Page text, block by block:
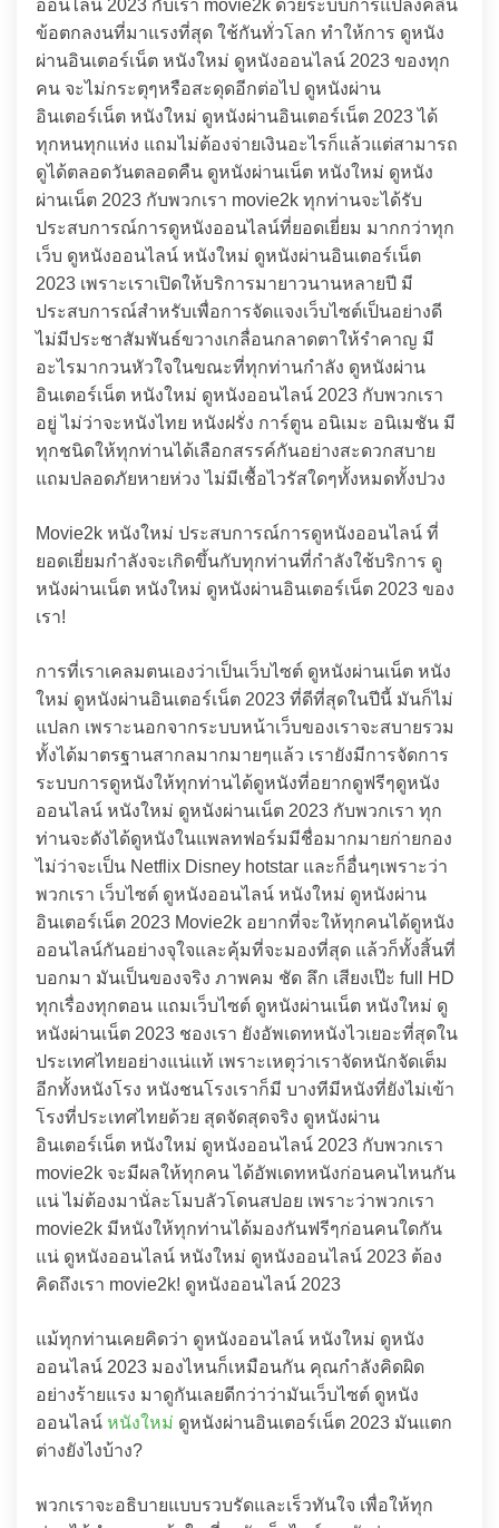
ออนไลน์ 2023 กับเรา movie2k ด้วยระบบการแปลงคลื่น
ข้อตกลงนที่มาแรงที่สุด ใช้กันทั่วโลก ทำให้การ ดูหนัง
ผ่านอินเตอร์เน็ต หนังใหม่ ดูหนังออนไลน์ 2023 ของทุก
คน จะไม่กระตุๆหรือสะดุดอีกต่อไป ดูหนังผ่าน
อินเตอร์เน็ต หนังใหม่ ดูหนังผ่านอินเตอร์เน็ต 2023 ได้
ทุกหนทุกแห่ง แถมไม่ต้องจ่ายเงินอะไรก็แล้วแต่สามารถ
ดูได้ตลอดวันตลอดคืน ดูหนังผ่านเน็ต หนังใหม่ ดูหนัง
ผ่านเน็ต 2023 กับพวกเรา movie2k ทุกท่านจะได้รับ
ประสบการณ์การดูหนังออนไลน์ที่ยอดเยี่ยม มากกว่าทุก
เว็บ ดูหนังออนไลน์ หนังใหม่ ดูหนังผ่านอินเตอร์เน็ต
2023 เพราะเราเปิดให้บริการมายาวนานหลายปี มี
ประสบการณ์สำหรับเพื่อการจัดแจงเว็บไซต์เป็นอย่างดี
ไม่มีประชาสัมพันธ์ขวางเกลื่อนกลาดตาให้รำคาญ มี
อะไรมากวนหัวใจในขณะที่ทุกท่านกำลัง ดูหนังผ่าน
อินเตอร์เน็ต หนังใหม่ ดูหนังออนไลน์ 2023 กับพวกเรา
อยู่ ไม่ว่าจะหนังไทย หนังฝรั่ง การ์ตูน อนิเมะ อนิเมชัน มี
ทุกชนิดให้ทุกท่านได้เลือกสรรค์กันอย่างสะดวกสบาย
แถมปลอดภัยหายห่วง ไม่มีเชื้อไวรัสใดๆทั้งหมดทั้งปวง
Movie2k หนังใหม่ ประสบการณ์การดูหนังออนไลน์ ที่
ยอดเยี่ยมกำลังจะเกิดขึ้นกับทุกท่านที่กำลังใช้บริการ ดู
หนังผ่านเน็ต หนังใหม่ ดูหนังผ่านอินเตอร์เน็ต 2023 ของ
เรา!
การที่เราเคลมตนเองว่าเป็นเว็บไซต์ ดูหนังผ่านเน็ต หนัง
ใหม่ ดูหนังผ่านอินเตอร์เน็ต 2023 ที่ดีที่สุดในปีนี้ มันก็ไม่
แปลก เพราะนอกจากระบบหน้าเว็บของเราจะสบายรวม
ทั้งได้มาตรฐานสากลมากมายๆแล้ว เรายังมีการจัดการ
ระบบการดูหนังให้ทุกท่านได้ดูหนังที่อยากดูฟรีๆดูหนัง
ออนไลน์ หนังใหม่ ดูหนังผ่านเน็ต 2023 กับพวกเรา ทุก
ท่านจะดังได้ดูหนังในแพลทฟอร์มมีชื่อมากมายก่ายกอง
ไม่ว่าจะเป็น Netflix Disney hotstar และก็อื่นๆเพราะว่า
พวกเรา เว็บไซต์ ดูหนังออนไลน์ หนังใหม่ ดูหนังผ่าน
อินเตอร์เน็ต 2023 Movie2k อยากที่จะให้ทุกคนได้ดูหนัง
ออนไลน์กันอย่างจุใจและคุ้มที่จะมองที่สุด แล้วก็ทั้งสิ้นที่
บอกมา มันเป็นของจริง ภาพคม ชัด ลึก เสียงเป๊ะ full HD
ทุกเรื่องทุกตอน แถมเว็บไซต์ ดูหนังผ่านเน็ต หนังใหม่ ดู
หนังผ่านเน็ต 2023 ชองเรา ยังอัพเดทหนังไวเยอะที่สุดใน
ประเทศไทยอย่างแน่แท้ เพราะเหตุว่าเราจัดหนักจัดเต็ม
อีกทั้งหนังโรง หนังชนโรงเราก็มี บางทีมีหนังที่ยังไม่เข้า
โรงที่ประเทศไทยด้วย สุดจัดสุดจริง ดูหนังผ่าน
อินเตอร์เน็ต หนังใหม่ ดูหนังออนไลน์ 2023 กับพวกเรา
movie2k จะมีผลให้ทุกคน ได้อัพเดทหนังก่อนคนไหนกัน
แน่ ไม่ต้องมานั่ละโมบลัวโดนสปอย เพราะว่าพวกเรา
movie2k มีหนังให้ทุกท่านได้มองกันฟรีๆก่อนคนใดกัน
แน่ ดูหนังออนไลน์ หนังใหม่ ดูหนังออนไลน์ 2023 ต้อง
คิดถึงเรา movie2k! ดูหนังออนไลน์ 2023
แม้ทุกท่านเคยคิดว่า ดูหนังออนไลน์ หนังใหม่ ดูหนัง
ออนไลน์ 2023 มองไหนก็เหมือนกัน คุณกำลังคิดผิด
อย่างร้ายแรง มาดูกันเลยดีกว่าว่ามันเว็บไซต์ ดูหนัง
ออนไลน์ หนังใหม่ ดูหนังผ่านอินเตอร์เน็ต 2023 มันแตก
ต่างยังไงบ้าง?
พวกเราจะอธิบายแบบรวบรัดและเร็วทันใจ เพื่อให้ทุก